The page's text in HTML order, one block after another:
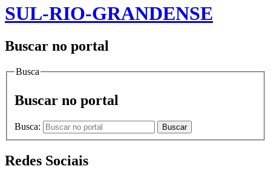
SUL-RIO-GRANDENSE
Buscar no portal
Busca
Buscar no portal
Busca: Buscar
Redes Sociais